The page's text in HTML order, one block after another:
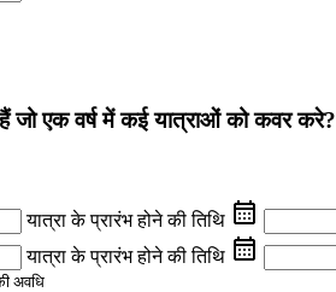
जो एक वर्ष में कई यात्राओं को कवर करे?
यात्रा के प्रारंभ होने की तिथि
यात्रा के प्रारंभ होने की तिथि
अवधि